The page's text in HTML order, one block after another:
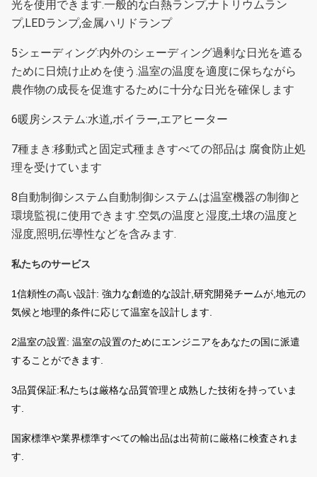
光を使用できます.一般的な白熱ランプ,ナトリウムラン
プ,LEDランプ,金属ハリドランプ
5シェーディング:内外のシェーディング過剰な日光を遮る
ために日焼け止めを使う.温室の温度を適度に保ちながら
農作物の成長を促進するために十分な日光を確保します
6暖房システム:水道,ボイラー,エアヒーター
7種まき:移動式と固定式種まきすべての部品は 腐食防止処
理を受けています
8自動制御システム自動制御システムは温室機器の制御と
環境監視に使用できます.空気の温度と湿度,土壌の温度と
湿度,照明,伝導性などを含みます.
私たちのサービス
1信頼性の高い設計: 強力な創造的な設計,研究開発チームが,地元の
気候と地理的条件に応じて温室を設計します.
2温室の設置: 温室の設置のためにエンジニアをあなたの国に派遣
することができます.
3品質保証:私たちは厳格な品質管理と成熟した技術を持っていま
す.
国家標準や業界標準すべての輸出品は出荷前に厳格に検査されま
す.